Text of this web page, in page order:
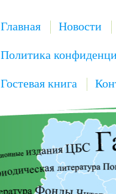
Главная Новости
Политика
Гостевая книга